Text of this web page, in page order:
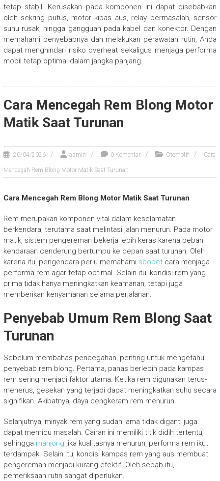
tetap stabil. Kerusakan pada komponen ini dapat disebabkan
oleh sekring putus, motor kipas aus, relay bermasalah, sensor
suhu rusak, hingga gangguan pada kabel dan konektor. Dengan
memahami penyebabnya dan melakukan perawatan rutin, Anda
dapat menghindari risiko overheat sekaligus menjaga performa
mobil tetap optimal dalam jangka panjang.
Cara Mencegah Rem Blong Motor
Matik Saat Turunan
20/04/2026 admin 0 Komentar Otomotif Cara
Mencegah Rem Blong Motor Matik Saat Turunan
Cara Mencegah Rem Blong Motor Matik Saat Turunan
Rem merupakan komponen vital dalam keselamatan
berkendara, terutama saat melintasi jalan menurun. Pada motor
matik, sistem pengereman bekerja lebih keras karena beban
kendaraan cenderung bertumpu ke depan saat turunan. Oleh
karena itu, pengendara perlu memahami sbobetcara menjaga
performa rem agar tetap optimal. Selain itu, kondisi rem yang
prima tidak hanya meningkatkan keamanan, tetapi juga
memberikan kenyamanan selama perjalanan.
Penyebab Umum Rem Blong Saat
Turunan
Sebelum membahas pencegahan, penting untuk mengetahui
penyebab rem blong. Pertama, panas berlebih pada kampas
rem sering menjadi faktor utama. Ketika rem digunakan terus-
menerus, gesekan yang terjadi dapat meningkatkan suhu secara
signifikan. Akibatnya, daya cengkeram rem menurun.
Selanjutnya, minyak rem yang sudah lama tidak diganti juga
dapat memicu masalah. Cairan ini memiliki titik didih tertentu,
sehingga mahjong jika kualitasnya menurun, performa rem ikut
terdampak. Selain itu, kondisi kampas rem yang aus membuat
pengereman menjadi kurang efektif. Oleh sebab itu,
pemeriksaan rutin sangat diperlukan.